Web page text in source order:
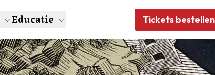
Educatie Tickets bestellen